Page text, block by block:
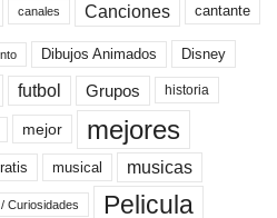
canales Canciones cantante
Dibujos Animados Disney
futbol Grupos historia
mejor mejores
musical musicas
Curiosidades Pelicula